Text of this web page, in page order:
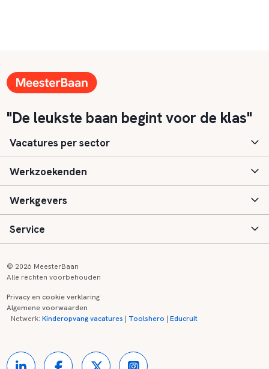
"De leukste baan begint voor de klas"
Vacatures per sector
Basisonderwijs
Speciaal (basis) onderwijs
Voortgezet onderwijs
Kinderopvang
Werkzoekenden
Aanmelden
Vacatures
Zij-instroom informatie
Werkgevers
Inloggen
Registreren
Service
Onderwijs links
© 2026 MeesterBaan
Alle rechten voorbehouden
Privacy en cookie verklaring
Algemene voorwaarden
Netwerk:Kinderopvang vacatures | Toolshero |Educruit